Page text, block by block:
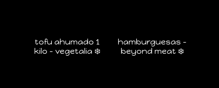
tofu ahumado 1
kilo – vegetalia ❄️
hamburguesas –
beyond meat ❄️